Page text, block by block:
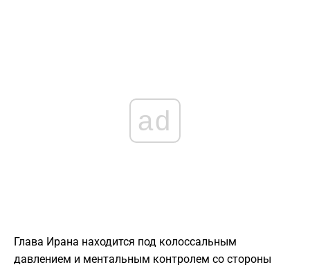
ad
Глава Ирана находится под колоссальным
давлением и ментальным контролем со стороны